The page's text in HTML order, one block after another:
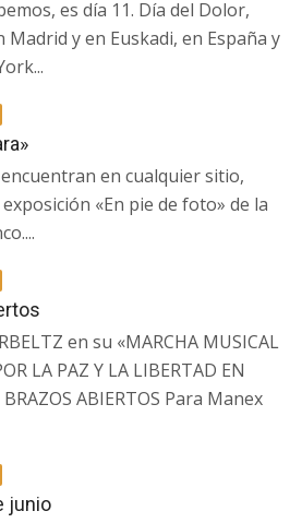
es día 11. Día del Dolor,
y en Euskadi, en España y
en cualquier sitio,
«En pie de foto» de la
en su «MARCHA MUSICAL
LA PAZ Y LA LIBERTAD EN
BRAZOS ABIERTOS Para Manex
junio